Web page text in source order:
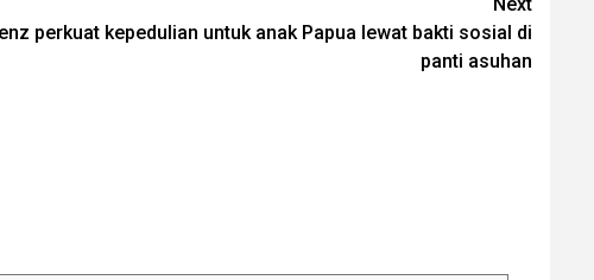
perkuat kepedulian untuk anak Papua lewat bakti sosial di
panti asuhan